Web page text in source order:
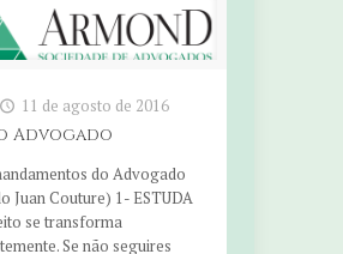
11 de agosto de 2016
Advogado
do Advogado
Juan Couture) 1- ESTUDA
se transforma
Se não seguires